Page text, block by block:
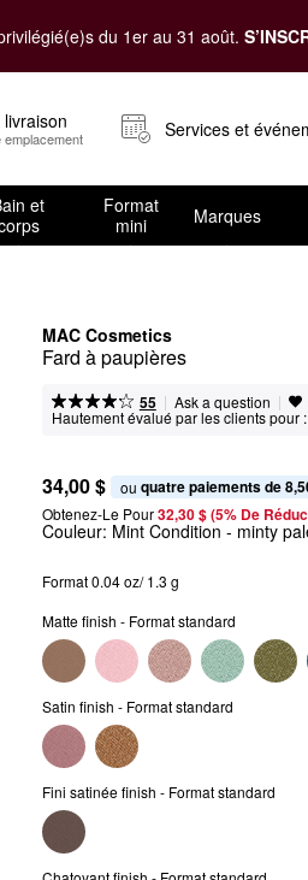
du 1er au 31 août.
Services et
et
Format
mini
Marques
MAC Cosmetics
Fard à paupières
55 | Ask a question |
Hautement évalué par les clients pour :
34,00 $ ou quatre paiements de
Obtenez-Le Pour32,30 $ (5% De
Couleur: Mint Condition - minty
Format 0.04 oz/ 1.3 g
Matte finish - Format standard
Satin finish - Format standard
Fini satinée finish - Format standard